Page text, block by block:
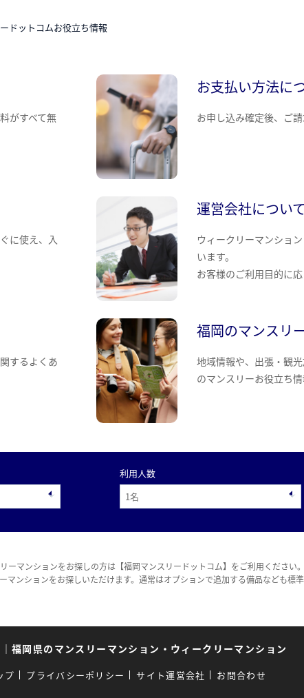
ドットコムお役立ち情報
がすべて無
お支払い方法に
お申し込み確定後、ご
に使え、入
運営会社について
ウィークリーマンショ
います。
お客様のご利用目的に
するよくあ
福岡のマンスリ
地域情報や、出張・観
のマンスリーお役立ち情
利用人数
マンションをお探しの方は【福岡マンスリードットコム】をご利用ください
ンションをお探しいただけます。通常はオプションで追加する備品なども標
｜ 福岡県のマンスリーマンション・ウィークリーマンション
プ プライバシーポリシー サイト運営会社 お問合わせ